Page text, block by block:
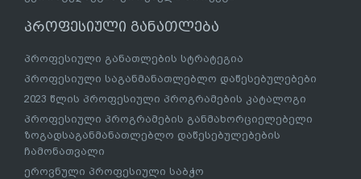
პროფესიული განათლება
პროფესიული განათლების სტრატეგია
პროფესიული საგანმანათლებლო დაწესებულებები
2023 წლის პროფესიული პროგრამების კატალოგი
პროფესიული პროგრამების განმახორციელებელი
ზოგადსაგანმანათლებლო დაწესებულებების
ჩამონათვალი
ეროვნული პროფესიული საბჭო